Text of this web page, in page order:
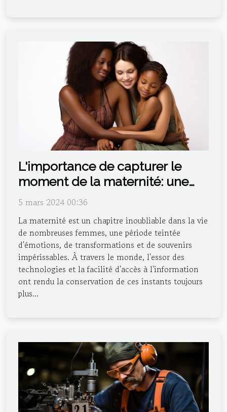
L'importance de capturer le
moment de la maternité: une
perspective internationale
5 mars 2024 00:36
La maternité est un chapitre inoubliable dans la vie
de nombreuses femmes, une période teintée
d'émotions, de transformations et de souvenirs
impérissables. À travers le monde, l'essor des
technologies et la facilité d'accès à l'information
ont rendu la conservation de ces instants toujours
plus...